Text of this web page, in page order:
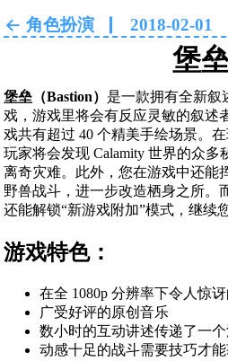
角色扮演 2018-02-01
堡
堡垒（Bastion） 是一款拥有全新叙
戏，游戏里将会有反应灵敏的叙述
戏共有超过 40 个精美手绘场景。
玩家将会发现 Calamity 世界的众
离奇灾难。此外，您在游戏中还能
野兽战斗，进一步改造栖身之所。
还能解锁“新游戏附加”模式，继续
游戏特色：
在全 1080p 分辨率下令人惊
广受好评的原创音乐
数小时的互动讲述传递了一
动感十足的战斗需要技巧才